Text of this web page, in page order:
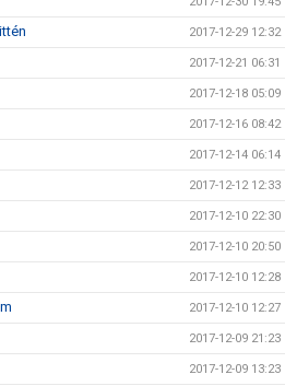
2017-12-29 12:32
2017-12-21 06:31
2017-12-18 05:09
2017-12-16 08:42
2017-12-14 06:14
2017-12-12 12:33
2017-12-10 22:30
2017-12-10 20:50
2017-12-10 12:28
2017-12-10 12:27
2017-12-09 21:23
2017-12-09 13:23